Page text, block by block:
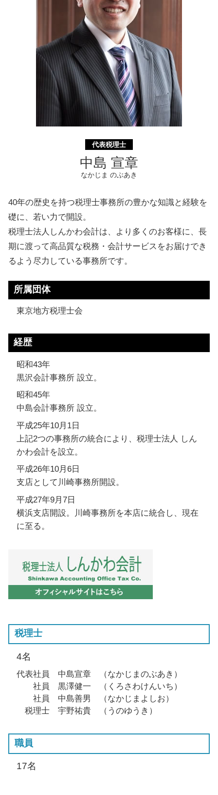
遺言書 横浜市 税理士
経営革新等支援機関 東京都 税理士
助成金申請 横浜市 相談
代表税理士
中島 宣章
なかじま のぶあき
40年の歴史を持つ税理士事務所の豊かな知識と経験を
礎に、若い力で開設。
税理士法人しんかわ会計は、より多くのお客様に、長
期に渡って高品質な税務・会計サービスをお届けでき
るよう尽力している事務所です。
所属団体
東京地方税理士会
経歴
昭和43年
黒沢会計事務所 設立。
昭和45年
中島会計事務所 設立。
平成25年10月1日
上記2つの事務所の統合により、税理士法人 しん
かわ会計を設立。
平成26年10月6日
支店として川崎事務所開設。
平成27年9月7日
横浜支店開設。川崎事務所を本店に統合し、現在
に至る。
税理士
4名
代表社員 中島宣章 （なかじまのぶあき）
社員 黒澤健一 （くろさわけんいち）
社員 中島善男 （なかじまよしお）
税理士 宇野祐貴 （うのゆうき）
職員
17名